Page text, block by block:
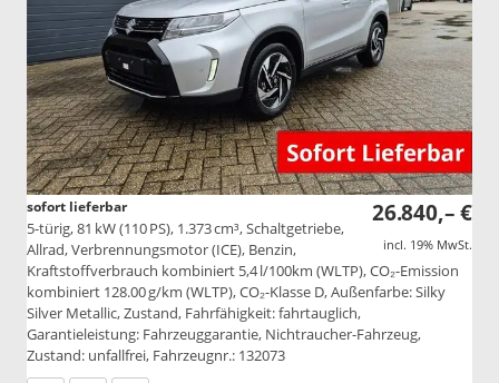
26.840,– €
incl. 19% MwSt.
sofort lieferbar
5-türig, 81 kW (110 PS), 1.373 cm³, Schaltgetriebe,
Allrad, Verbrennungsmotor (ICE), Benzin,
Kraftstoffverbrauch kombiniert 5,4 l/100km (WLTP), CO₂-Emission
kombiniert 128.00 g/km (WLTP), CO₂-Klasse D, Außenfarbe: Silky
Silver Metallic, Zustand, Fahrfähigkeit: fahrtauglich,
Garantieleistung: Fahrzeuggarantie, Nichtraucher-Fahrzeug,
Zustand: unfallfrei, Fahrzeugnr.: 132073